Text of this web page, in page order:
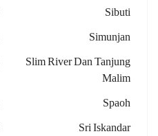
Sibuti
Simunjan
Slim River Dan Tanjung
Malim
Spaoh
Sri Iskandar